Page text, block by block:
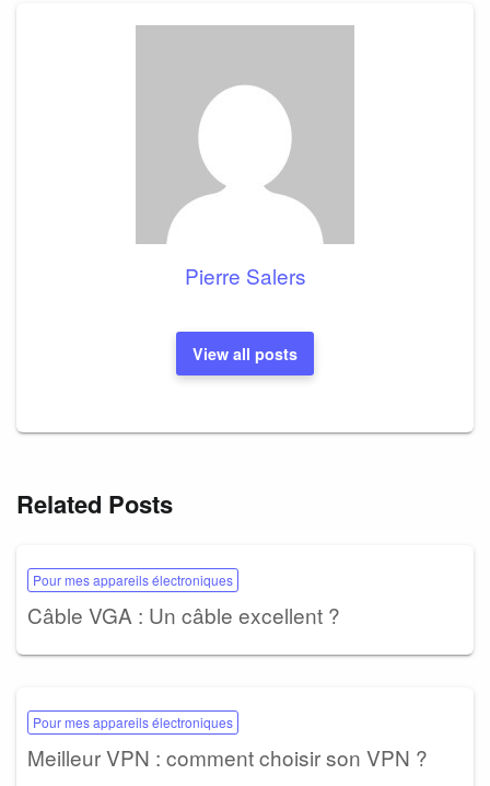
Pierre Salers
View all posts
Related Posts
Pour mes appareils électroniques
Câble VGA : Un câble excellent ?
Pour mes appareils électroniques
Meilleur VPN : comment choisir son VPN ?